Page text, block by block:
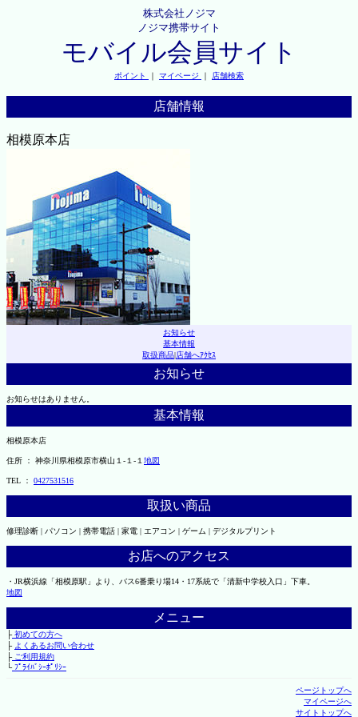
株式会社ノジマ
ノジマ携帯サイト
モバイル会員サイト
ポイント ｜ マイページ ｜ 店舗検索
店舗情報
相模原本店
お知らせ
基本情報
取扱商品|店舗へｱｸｾｽ
お知らせ
お知らせはありません。
基本情報
相模原本店
住所 ： 神奈川県相模原市横山１-１-１ 地図
TEL ： 0427531516
取扱い商品
修理診断 | パソコン | 携帯電話 | 家電 | エアコン | ゲーム | デジタルプリント
お店へのアクセス
・JR横浜線「相模原駅」より、バス6番乗り場14・17系統で「清新中学校入口」下車。
地図
メニュー
├初めての方へ
├ よくあるお問い合わせ
├ご利用規約
└ﾌﾟﾗｲﾊﾞｼｰﾎﾟﾘｼｰ
ページトップへ
マイページへ
サイトトップへ